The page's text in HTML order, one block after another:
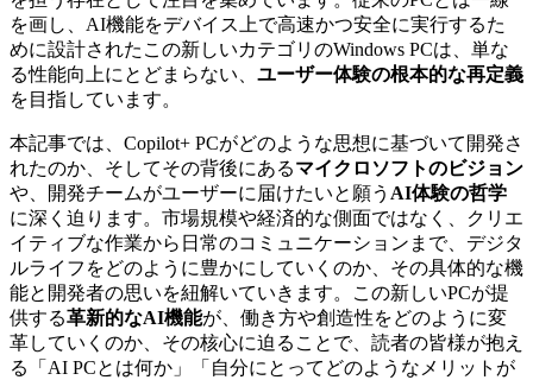
を画し、AI機能をデバイス上で高速かつ安全に実行するた
めに設計されたこの新しいカテゴリのWindows PCは、単な
る性能向上にとどまらない、 ユーザー体験の根本的な再定義
を目指しています。
本記事では、Copilot+ PCがどのような思想に基づいて開発さ
れたのか、そしてその背後にあるマイクロソフトのビジョン
や、開発チームがユーザーに届けたいと願う AI体験の哲学
に深く迫ります。市場規模や経済的な側面ではなく、クリエ
イティブな作業から日常のコミュニケーションまで、デジタ
ルライフをどのように豊かにしていくのか、その具体的な機
能と開発者の思いを紐解いていきます。この新しいPCが提
供する革新的なAI機能が、働き方や創造性をどのように変
革していくのか、その核心に迫ることで、読者の皆様が抱え
る「AI PCとは何か」「自分にとってどのようなメリットが